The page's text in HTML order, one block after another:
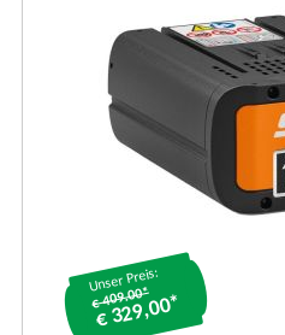
Unser Preis:
€ 409.00*
€ 329,00*